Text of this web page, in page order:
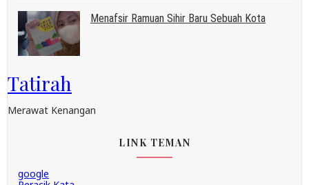
Menafsir Ramuan Sihir Baru Sebuah Kota
Tatirah
Merawat Kenangan
LINK TEMAN
google